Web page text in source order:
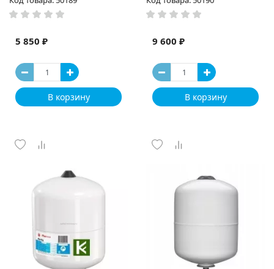
5 850 ₽
В корзину
9 600 ₽
В корзину